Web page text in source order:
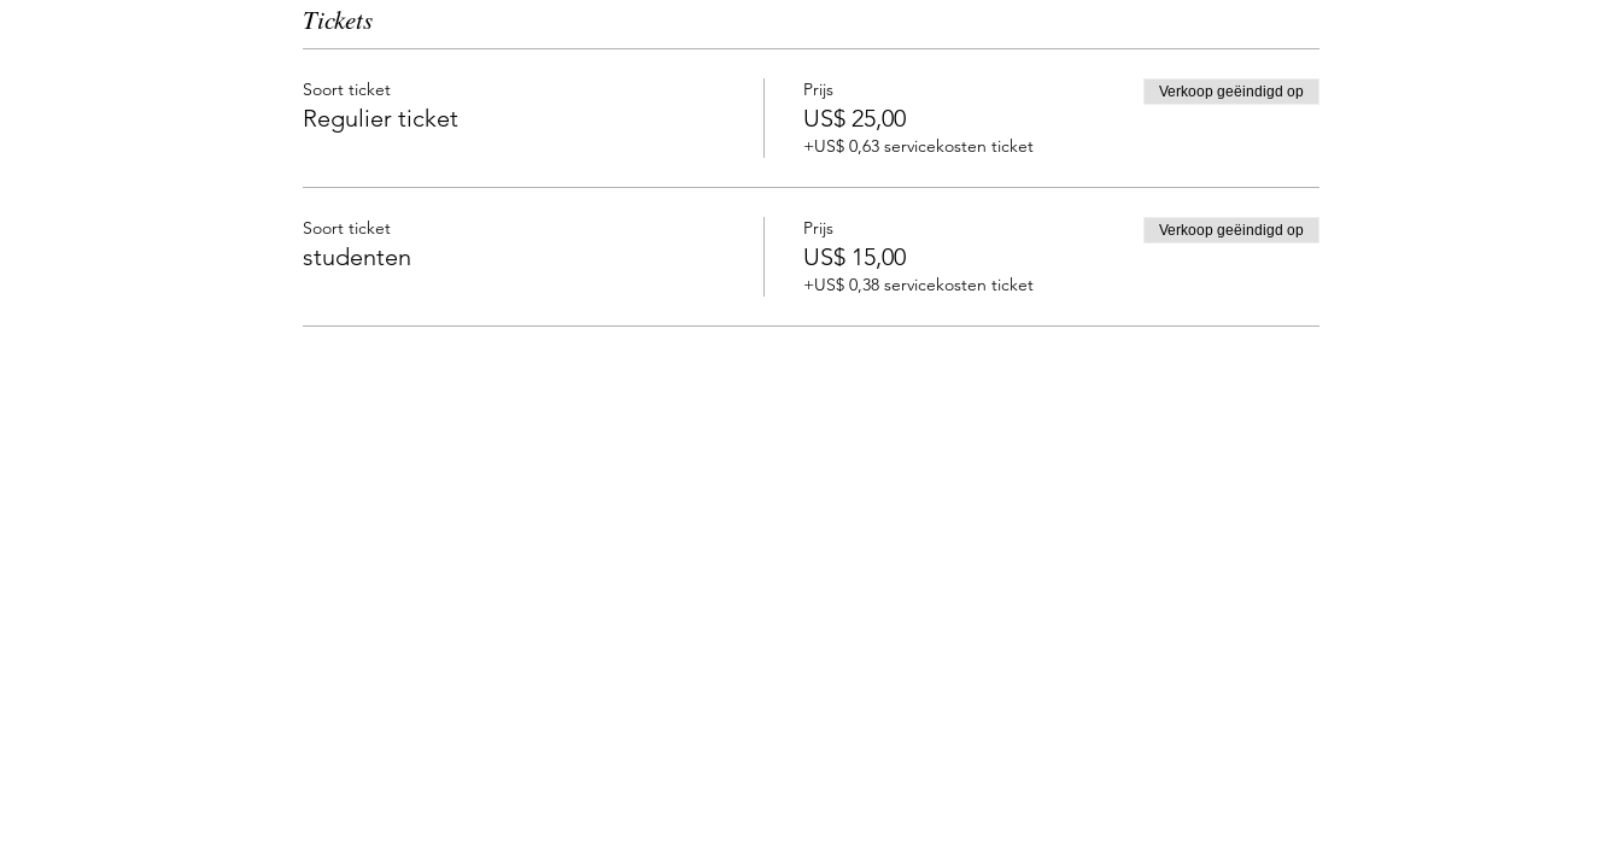
Tickets
Soort ticket
Regulier ticket
Prijs
US$ 25,00
+US$ 0,63 servicekosten ticket
Verkoop geëindigd op
Soort ticket
studenten
Prijs
US$ 15,00
+US$ 0,38 servicekosten ticket
Verkoop geëindigd op